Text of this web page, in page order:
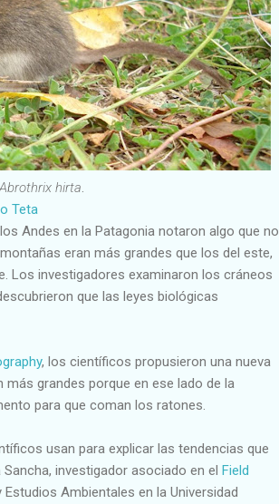
Abrothrix hirta
Teta
Andes en la Patagonia notaron algo que no
eran más grandes que los del este,
Los investigadores examinaron los cráneos
que las leyes biológicas
, los científicos propusieron una nueva
grandes porque en ese lado de la
para que coman los ratones.
usan para explicar las tendencias que
investigador asociado en el Field
Ambientales en la Universidad